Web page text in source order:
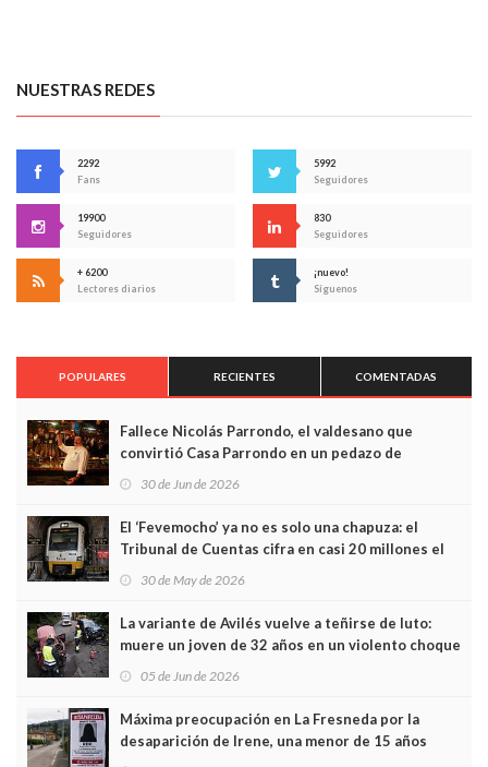
NUESTRAS REDES
2292
Fans
5992
Seguidores
19900
Seguidores
830
Seguidores
+ 6200
Lectores diarios
¡nuevo!
Síguenos
POPULARES RECIENTES COMENTADAS
Fallece Nicolás Parrondo, el valdesano que
convirtió Casa Parrondo en un pedazo de
Asturias en Madrid
30 de Jun de 2026
El ‘Fevemocho’ ya no es solo una chapuza: el
Tribunal de Cuentas cifra en casi 20 millones el
sobrecoste de los trenes que no cabían por los
30 de May de 2026
La variante de Avilés vuelve a teñirse de luto:
muere un joven de 32 años en un violento choque
frontal
05 de Jun de 2026
Máxima preocupación en La Fresneda por la
desaparición de Irene, una menor de 15 años